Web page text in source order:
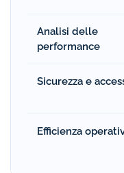
Analisi delle
performance
Sicurezza e
Efficienza